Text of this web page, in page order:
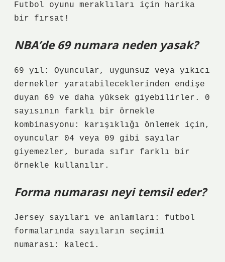
Futbol oyunu meraklıları için harika
bir fırsat!
NBA’de 69 numara neden yasak?
69 yıl: Oyuncular, uygunsuz veya yıkıcı
dernekler yaratabileceklerinden endişe
duyan 69 ve daha yüksek giyebilirler. 0
sayısının farklı bir örnekle
kombinasyonu: karışıklığı önlemek için,
oyuncular 04 veya 09 gibi sayılar
giyemezler, burada sıfır farklı bir
örnekle kullanılır.
Forma numarası neyi temsil eder?
Jersey sayıları ve anlamları: futbol
formalarında sayıların seçimi1
numarası: kaleci.